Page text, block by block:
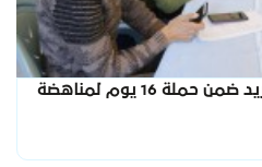
بيت الصحافة ينظم جلسة تغريد ضمن حملة 16 يوم لمناهضة